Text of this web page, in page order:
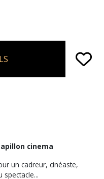
cinema
un cadreur, cinéaste,